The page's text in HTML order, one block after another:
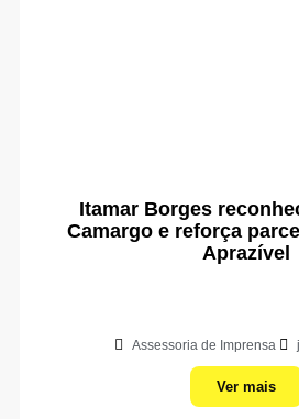
Itamar Borges
Camargo e reforça
Aprazível
Assessoria de Imprensa
Ver mais